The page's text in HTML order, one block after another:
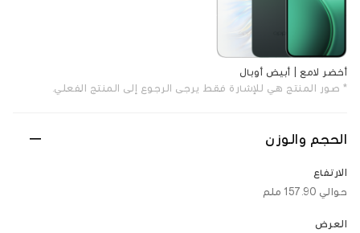
أخضر لامع | أبيض أوبال
* صور المنتج هي للإشارة فقط. يرجى الرجوع إلى المنتج الفعلي.
الحجم والوزن
الارتفاع
حوالي 157.90 ملم
العرض